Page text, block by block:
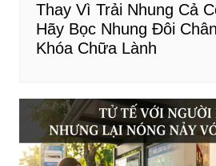
Thay Vì Trải Nhung Cả
Hãy Bọc Nhung Đôi
Khóa Chữa Lành